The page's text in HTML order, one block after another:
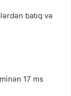
batıq və
17 ms